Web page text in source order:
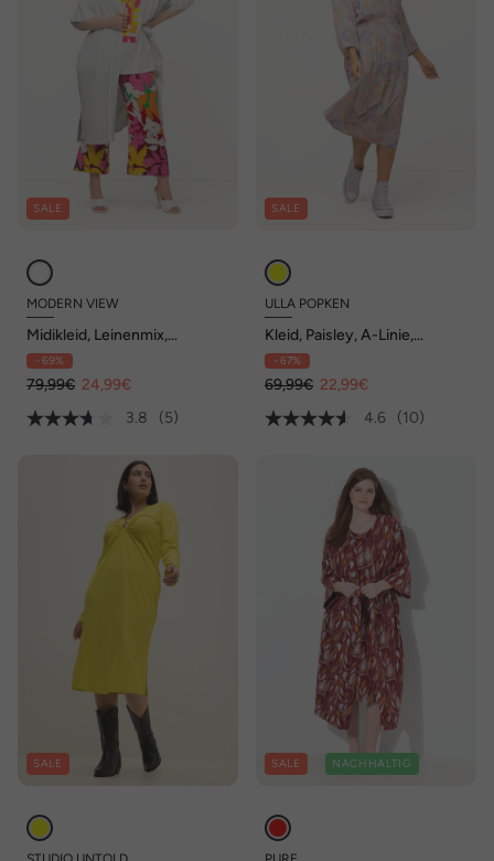
SALE
MODERN VIEW
Midikleid, Leinenmix,
Hemdkragen, Gürtel,
Halbarm
- 69%
79,99€ 24,99€
3.8
(5)
SALE
ULLA POPKEN
Kleid, Paisley, A-Linie,
Stehkragen, 3/4-Arm
- 67%
69,99€ 22,99€
4.6
(10)
SALE SALE NACHHALTIG